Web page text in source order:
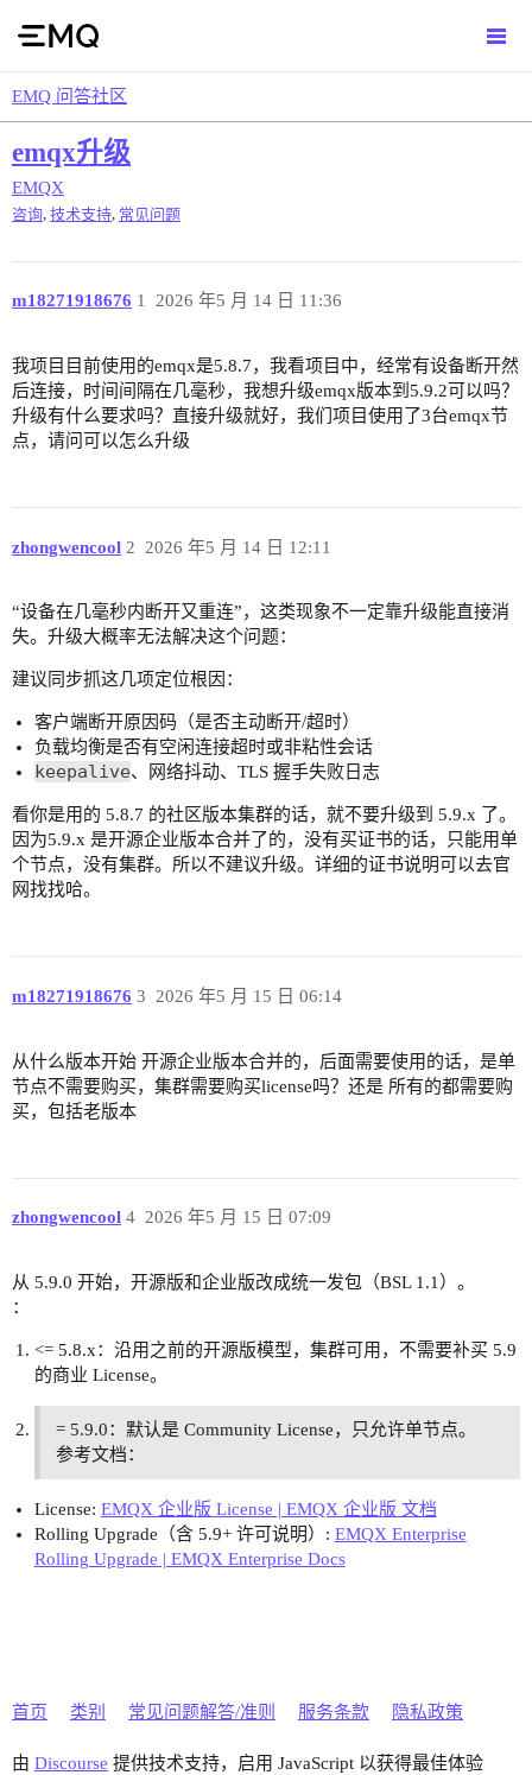
EMQ 问答社区
emqx升级
EMQX
咨询 技术支持 常见问题
m18271918676 2026 年5 月 14 日 11:36
1
我项目目前使用的emqx是5.8.7，我看项目中，经常有设备断开然
后连接，时间间隔在几毫秒，我想升级emqx版本到5.9.2可以吗？
升级有什么要求吗？直接升级就好，我们项目使用了3台emqx节
点，请问可以怎么升级
zhongwencool 2026 年5 月 14 日 12:11
2
“设备在几毫秒内断开又重连”，这类现象不一定靠升级能直接消
失。升级大概率无法解决这个问题：
建议同步抓这几项定位根因：
客户端断开原因码（是否主动断开/超时）
负载均衡是否有空闲连接超时或非粘性会话
keepalive、网络抖动、TLS 握手失败日志
看你是用的 5.8.7 的社区版本集群的话，就不要升级到 5.9.x 了。
因为5.9.x 是开源企业版本合并了的，没有买证书的话，只能用单
个节点，没有集群。所以不建议升级。详细的证书说明可以去官
网找找哈。
m18271918676 2026 年5 月 15 日 06:14
3
从什么版本开始 开源企业版本合并的，后面需要使用的话，是单
节点不需要购买，集群需要购买license吗？还是 所有的都需要购
买，包括老版本
zhongwencool 2026 年5 月 15 日 07:09
4
从 5.9.0 开始，开源版和企业版改成统一发包（BSL 1.1）。
：
<= 5.8.x：沿用之前的开源版模型，集群可用，不需要补买 5.9
的商业 License。
= 5.9.0：默认是 Community License，只允许单节点。
参考文档：
License: EMQX 企业版 License | EMQX 企业版 文档
Rolling Upgrade（含 5.9+ 许可说明）: EMQX Enterprise
Rolling Upgrade | EMQX Enterprise Docs
首页 类别 常见问题解答/准则 服务条款 隐私政策
由 Discourse 提供技术支持，启用 JavaScript 以获得最佳体验